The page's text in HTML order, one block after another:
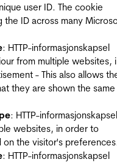
user ID. The cookie
the ID across many
: HTTP-informasjonskapsel
from multiple websites,
- This also allows
they are shown the same
: HTTP-informasjonskapsel
websites, in order to
the visitor's
: HTTP-informasjonskapsel